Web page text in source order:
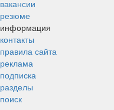
вакансии
резюме
информация
контакты
правила сайта
реклама
подписка
разделы
поиск